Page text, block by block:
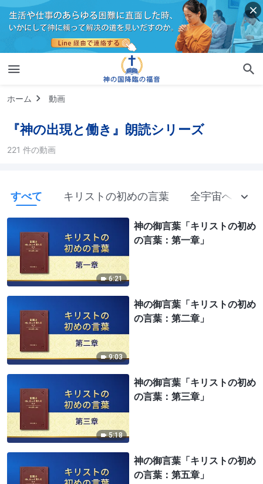
ホーム 動画
『神の出現と働き』朗読シリーズ
221 件の動画
すべて キリストの初めの言葉 全宇宙への神
6:21
神の御言葉「キリストの初め
の言葉：第一章」
9:03
神の御言葉「キリストの初め
の言葉：第二章」
5:18
神の御言葉「キリストの初め
の言葉：第三章」
神の御言葉「キリストの初め
の言葉：第五章」